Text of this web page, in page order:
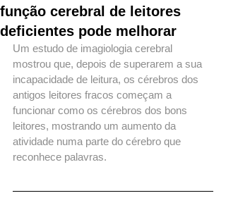
função cerebral de leitores
deficientes pode melhorar
Um estudo de imagiologia cerebral
mostrou que, depois de superarem a sua
incapacidade de leitura, os cérebros dos
antigos leitores fracos começam a
funcionar como os cérebros dos bons
leitores, mostrando um aumento da
atividade numa parte do cérebro que
reconhece palavras.